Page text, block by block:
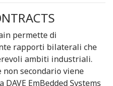
permette di
rapporti bilaterali che
ambiti industriali.
non secondario viene
EmBedded Systems